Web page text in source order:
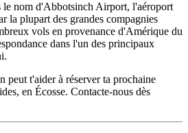
le nom d'Abbotsinch Airport, l'aéroport
la plupart des grandes compagnies
vols en provenance d'Amérique du
dans l'un des principaux
peut t'aider à réserver ta prochaine
en Écosse. Contacte-nous dès